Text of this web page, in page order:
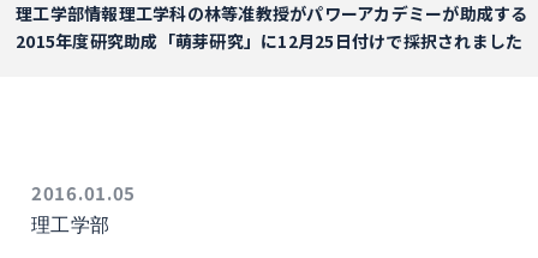
EN
理工学部情報理工学科の林等准教授がパワーアカデミーが助成する
2015年度研究助成「萌芽研究」に12月25日付けで採択されました
2016.01.05
理工学部